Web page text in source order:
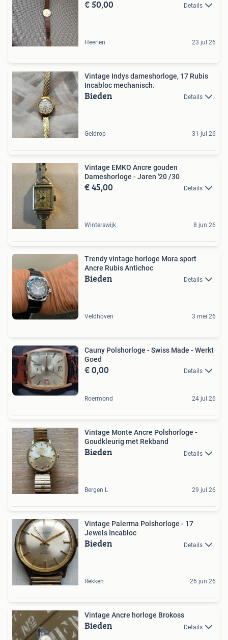
€ 50,00 Details
Heerlen 23 jul 26
Vintage Indys dameshorloge, 17 Rubis
Incabloc mechanisch.
Bieden Details
Geldrop 31 jul 26
Vintage EMKO Ancre gouden
Dameshorloge - Jaren '20 /30
€ 45,00 Details
Winterswijk 8 jun 26
Trendy vintage horloge Mora sport
Ancre Rubis Antichoc
Bieden Details
Veldhoven 3 mei 26
Cauny Polshorloge - Swiss Made - Werkt
Goed
€ 0,00 Details
Roermond 24 jul 26
Vintage Monte Ancre Polshorloge -
Goudkleurig met Rekband
Bieden Details
Bergen L 29 jul 26
Vintage Palerma Polshorloge - 17
Jewels Incabloc
Bieden Details
Rekken 26 jun 26
Vintage Ancre horloge Brokoss
Bieden Details